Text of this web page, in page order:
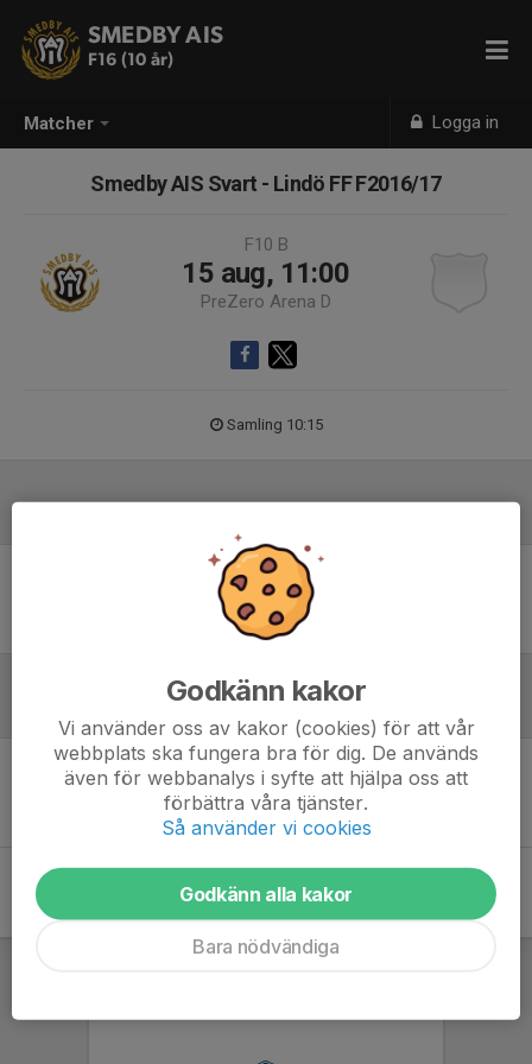
Matcher Logga in
SMEDBY AIS
F16 (10 år)
Smedby AIS Svart - Lindö FF F2016/17
F10 B
15 aug, 11:00
PreZero Arena D
Samling 10:15
Ingen uppställning ifylld
Inför match
Inget skrivet
Godkänn kakor
Vi använder oss av kakor (cookies) för att vår
webbplats ska fungera bra för dig. De används
även för webbanalys i syfte att hjälpa oss att
förbättra våra tjänster.
Så använder vi cookies
Godkänn alla kakor
Bara nödvändiga